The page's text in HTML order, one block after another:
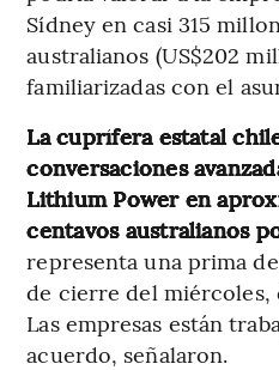
Sídney en casi 315
australianos (US$202
familiarizadas con el
La cuprífera estatal
conversaciones
Lithium Power en
centavos australianos
representa una prima
de cierre del miércoles,
Las empresas están
acuerdo, señalaron.